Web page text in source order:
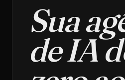
Sua
de IA